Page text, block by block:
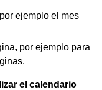
ejemplo el mes
por ejemplo para
el calendario